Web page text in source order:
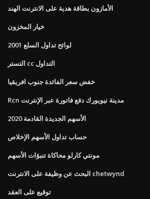
الأمازون بطاقة هدية على الانترنت الهند
خيار المخزون
لوائح تداول السلع 2001
التستر cc التداول
خفض سعر الفائدة جنوب افريقيا
Rcn مدينة نيويورك دفع فاتورة عبر الإنترنت
الأسهم الجديدة القادمة 2020
حساب تداول الأسهم الإخلاص
مونتي كارلو محاكاة تنبؤات الأسهم
البحث عن وظيفة على الانترنت chetwynd
توقيع على العقد